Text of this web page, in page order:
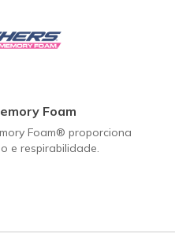
Foam
Foam® proporciona
e respirabilidade.